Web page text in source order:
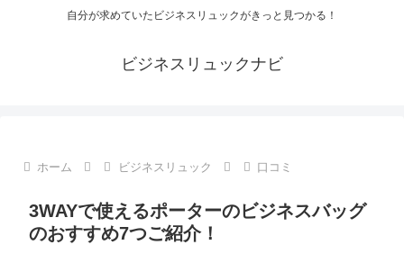
自分が求めていたビジネスリュックがきっと見つかる！
ビジネスリュックナビ
ホーム ビジネスリュック 口コミ
3WAYで使えるポーターのビジネスバッグ
のおすすめ7つご紹介！